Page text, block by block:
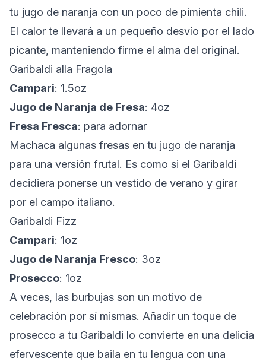
tu jugo de naranja con un poco de pimienta chili.
El calor te llevará a un pequeño desvío por el lado
picante, manteniendo firme el alma del original.
Garibaldi alla Fragola
Campari: 1.5oz
Jugo de Naranja de Fresa: 4oz
Fresa Fresca: para adornar
Machaca algunas fresas en tu jugo de naranja
para una versión frutal. Es como si el Garibaldi
decidiera ponerse un vestido de verano y girar
por el campo italiano.
Garibaldi Fizz
Campari: 1oz
Jugo de Naranja Fresco: 3oz
Prosecco: 1oz
A veces, las burbujas son un motivo de
celebración por sí mismas. Añadir un toque de
prosecco a tu Garibaldi lo convierte en una delicia
efervescente que baila en tu lengua con una